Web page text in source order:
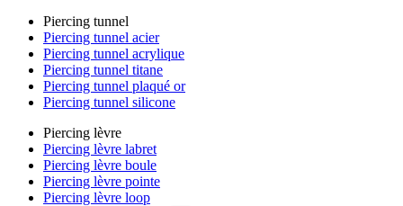
Piercing tunnel
Piercing tunnel acier
Piercing tunnel acrylique
Piercing tunnel titane
Piercing tunnel plaqué or
Piercing tunnel silicone
Piercing lèvre
Piercing lèvre labret
Piercing lèvre boule
Piercing lèvre pointe
Piercing lèvre loop